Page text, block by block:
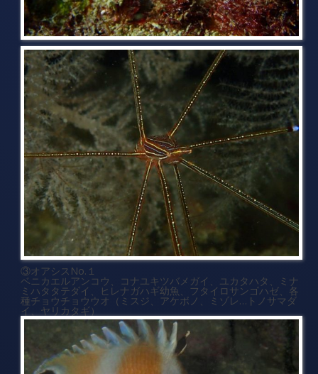
③オアシスNo.１
ベニカエルアンコウ、コナユキツバメガイ、ユカタハタ、ミナ
ミハタタテダイ、ヒレナガハギ幼魚、フタイロサンゴハゼ、各
種チョウチョウウオ（ミスジ、アケボノ、ミゾレ…トノサマダ
イ、ヤリカタギ）